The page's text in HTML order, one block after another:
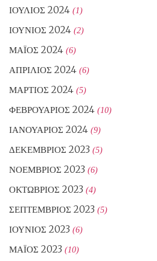
ΙΟΎΛΙΟΣ 2024 (1)
ΙΟΎΝΙΟΣ 2024 (2)
ΜΆΙΟΣ 2024 (6)
ΑΠΡΊΛΙΟΣ 2024 (6)
ΜΆΡΤΙΟΣ 2024 (5)
ΦΕΒΡΟΥΆΡΙΟΣ 2024 (10)
ΙΑΝΟΥΆΡΙΟΣ 2024 (9)
ΔΕΚΈΜΒΡΙΟΣ 2023 (5)
ΝΟΈΜΒΡΙΟΣ 2023 (6)
ΟΚΤΏΒΡΙΟΣ 2023 (4)
ΣΕΠΤΈΜΒΡΙΟΣ 2023 (5)
ΙΟΎΝΙΟΣ 2023 (6)
ΜΆΙΟΣ 2023 (10)